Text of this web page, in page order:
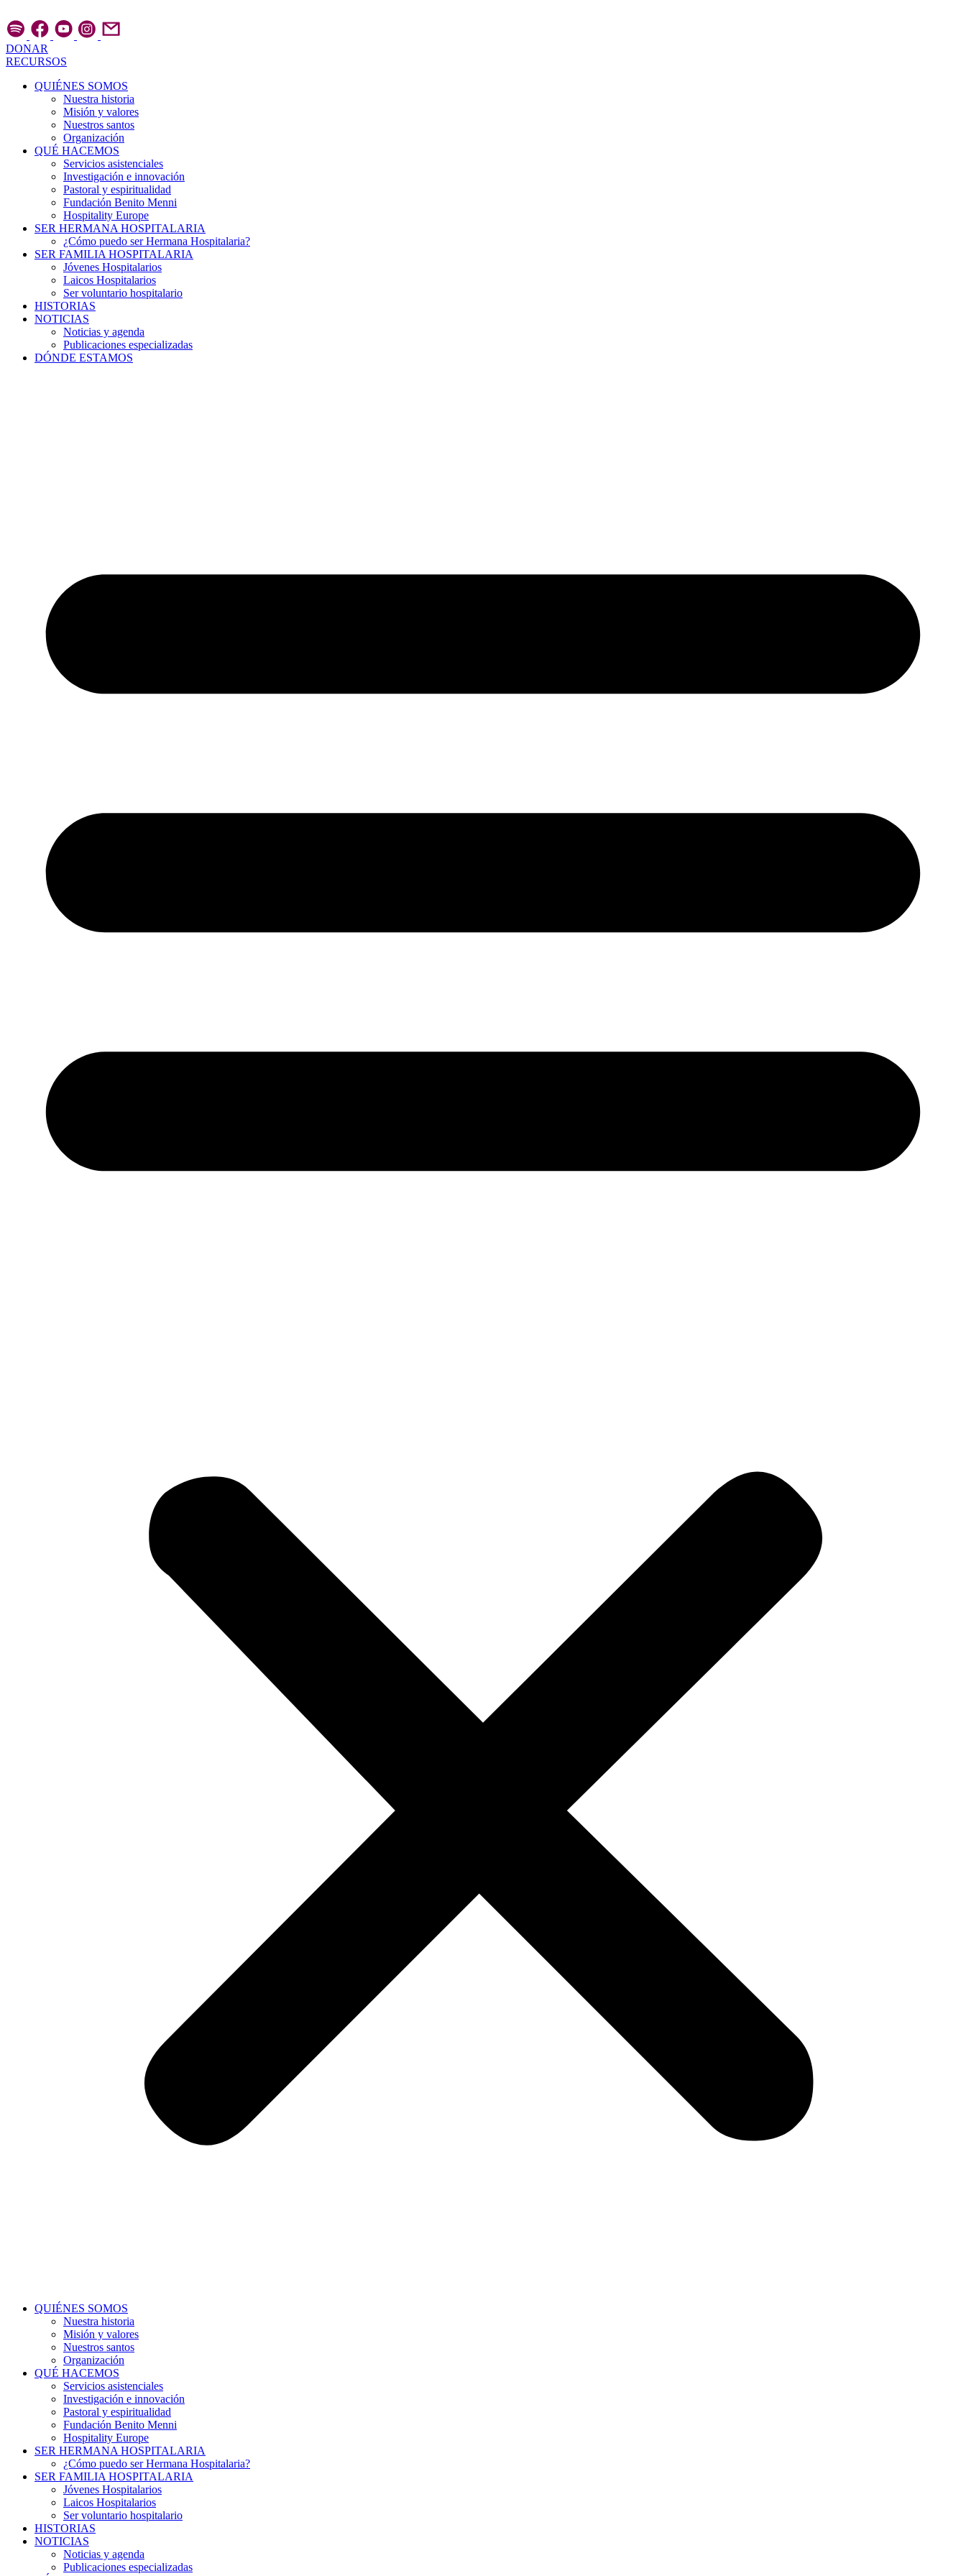
al
contenido
DONAR
RECURSOS
QUIÉNES SOMOS
Nuestra historia
Misión y valores
Nuestros santos
Organización
QUÉ HACEMOS
Servicios asistenciales
Investigación e innovación
Pastoral y espiritualidad
Fundación Benito Menni
Hospitality Europe
SER HERMANA HOSPITALARIA
¿Cómo puedo ser Hermana Hospitalaria?
SER FAMILIA HOSPITALARIA
Jóvenes Hospitalarios
Laicos Hospitalarios
Ser voluntario hospitalario
HISTORIAS
NOTICIAS
Noticias y agenda
Publicaciones especializadas
DÓNDE ESTAMOS
QUIÉNES SOMOS
Nuestra historia
Misión y valores
Nuestros santos
Organización
QUÉ HACEMOS
Servicios asistenciales
Investigación e innovación
Pastoral y espiritualidad
Fundación Benito Menni
Hospitality Europe
SER HERMANA HOSPITALARIA
¿Cómo puedo ser Hermana Hospitalaria?
SER FAMILIA HOSPITALARIA
Jóvenes Hospitalarios
Laicos Hospitalarios
Ser voluntario hospitalario
HISTORIAS
NOTICIAS
Noticias y agenda
Publicaciones especializadas